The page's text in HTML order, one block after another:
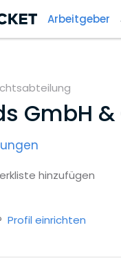
Arbeitgeber
GmbH &
hinzufügen
Profil einrichten